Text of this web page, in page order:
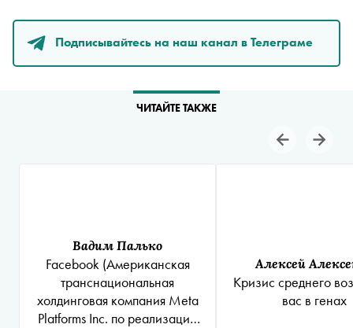
Подписывайтесь на наш канал в Телеграме
ЧИТАЙТЕ ТАКЖЕ
Вадим Палько
Facebook(Американская
транснациональная
холдинговая компания Meta
Platforms Inc. по реализации
Алексей
Кризис среднего
вас в генах